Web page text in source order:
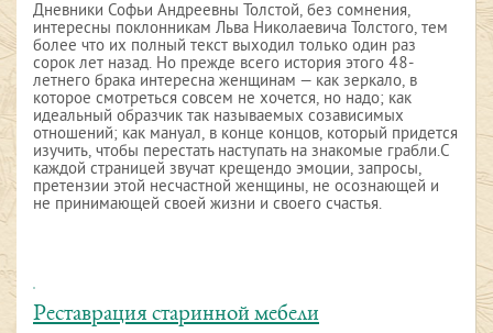
Дневники Софьи Андреевны Толстой, без сомнения,
интересны поклонникам Льва Николаевича Толстого, тем
более что их полный текст выходил только один раз
сорок лет назад. Но прежде всего история этого 48-
летнего брака интересна женщинам — как зеркало, в
которое смотреться совсем не хочется, но надо; как
идеальный образчик так называемых созависимых
отношений; как мануал, в конце концов, который придется
изучить, чтобы перестать наступать на знакомые грабли.С
каждой страницей звучат крещендо эмоции, запросы,
претензии этой несчастной женщины, не осознающей и
не принимающей своей жизни и своего счастья.
Реставрация старинной мебели